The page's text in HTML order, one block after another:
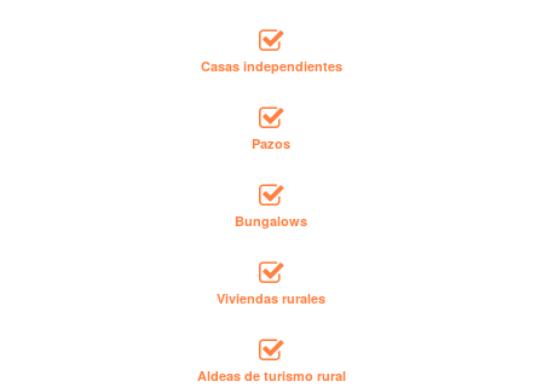
Casas independientes
Pazos
Bungalows
Viviendas rurales
Aldeas de turismo rural